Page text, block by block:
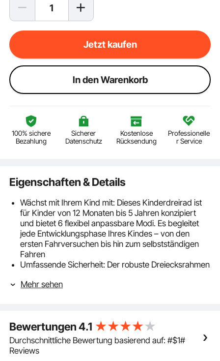
Jetzt kaufen
ln den Warenkorb
100% sichere
Bezahlung
Sicherer
Datenschutz
Kostenlose
Rücksendung
Professionelle
r Service
Eigenschaften & Details
Wächst mit Ihrem Kind mit: Dieses Kinderdreirad ist
für Kinder von 12 Monaten bis 5 Jahren konzipiert
und bietet 6 flexibel anpassbare Modi. Es begleitet
jede Entwicklungsphase Ihres Kindes – von den
ersten Fahrversuchen bis hin zum selbstständigen
Fahren
Umfassende Sicherheit: Der robuste Dreiecksrahmen
Zwei unabhängige Hinterradbremsen, eine
Anpassbares Design: Der Sitz, der Winkel der
Rückenlehne sowie der Schutzbügel sind verstellbar,
sodass jedes Kind eine bequeme und sichere
Position auf dem Dreirad findet
Mehr sehen
Bewertungen4.1
Durchschnittliche Bewertung basierend auf: #$1#
Reviews